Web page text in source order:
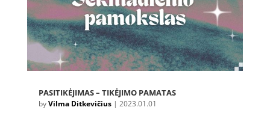
PASITIKĖJIMAS – TIKĖJIMO PAMATAS
byVilma Ditkevičius| 2023.01.01